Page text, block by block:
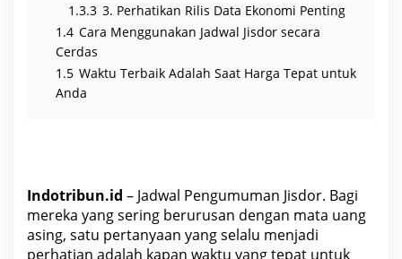
a
s
?
1.3.3 3. Perhatikan Rilis Data Ekonomi Penting
1.4 Cara Menggunakan Jadwal Jisdor secara
Cerdas
1.5 Waktu Terbaik Adalah Saat Harga Tepat untuk
Anda
Indotribun.id – Jadwal Pengumuman Jisdor. Bagi
mereka yang sering berurusan dengan mata uang
asing, satu pertanyaan yang selalu menjadi
perhatian adalah kapan waktu yang tepat untuk